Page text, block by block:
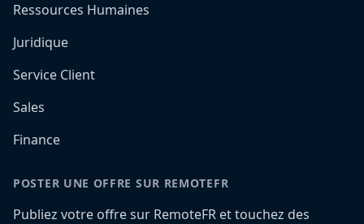
Ressources Humaines
Juridique
Service Client
Sales
Finance
POSTER UNE OFFRE SUR REMOTEFR
Publiez votre offre sur RemoteFR et touchez des